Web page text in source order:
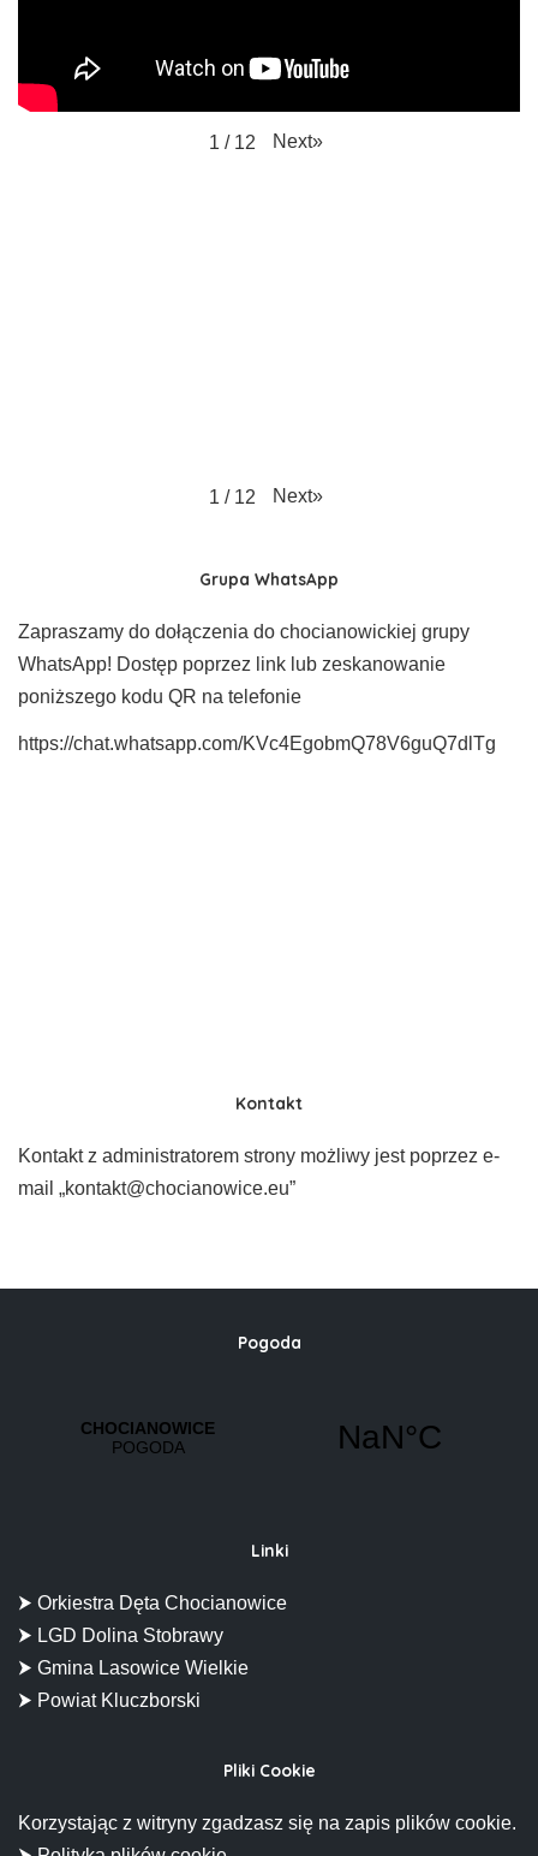
1 / 12 Next»
1 / 12 Next»
Grupa WhatsApp
Zapraszamy do dołączenia do chocianowickiej grupy
WhatsApp! Dostęp poprzez link lub zeskanowanie
poniższego kodu QR na telefonie
https://chat.whatsapp.com/KVc4EgobmQ78V6guQ7dlTg
Kontakt
Kontakt z administratorem strony możliwy jest poprzez e-
mail „kontakt@chocianowice.eu”
Pogoda
Linki
⮞ Orkiestra Dęta Chocianowice
⮞ LGD Dolina Stobrawy
⮞ Gmina Lasowice Wielkie
⮞ Powiat Kluczborski
Pliki Cookie
Korzystając z witryny zgadzasz się na zapis plików cookie.